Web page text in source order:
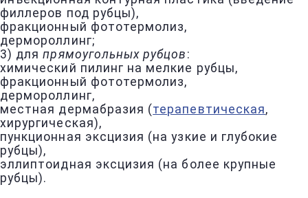
филлеров под рубцы),
фракционный фототермолиз,
дермороллинг;
3) дляпрямоугольных рубцов :
химический пилинг на мелкие рубцы,
фракционный фототермолиз,
дермороллинг,
местная дермабразия (терапевтическая,
хирургическая),
пункционная эксцизия (на узкие и глубокие
рубцы),
эллиптоидная эксцизия (на более крупные
рубцы).